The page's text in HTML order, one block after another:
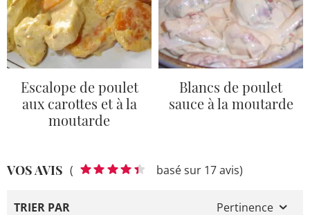
Escalope de poulet
aux carottes et à la
moutarde
Blancs de poulet
sauce à la moutarde
VOS AVIS ( basé sur 17 avis)
TRIER PAR Pertinence